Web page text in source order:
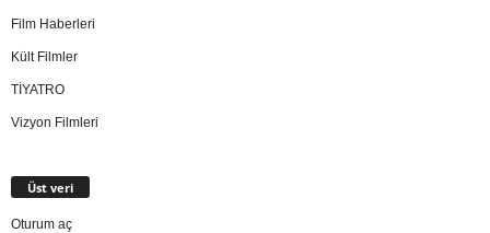
Film Haberleri
Kült Filmler
TİYATRO
Vizyon Filmleri
Üst veri
Oturum aç